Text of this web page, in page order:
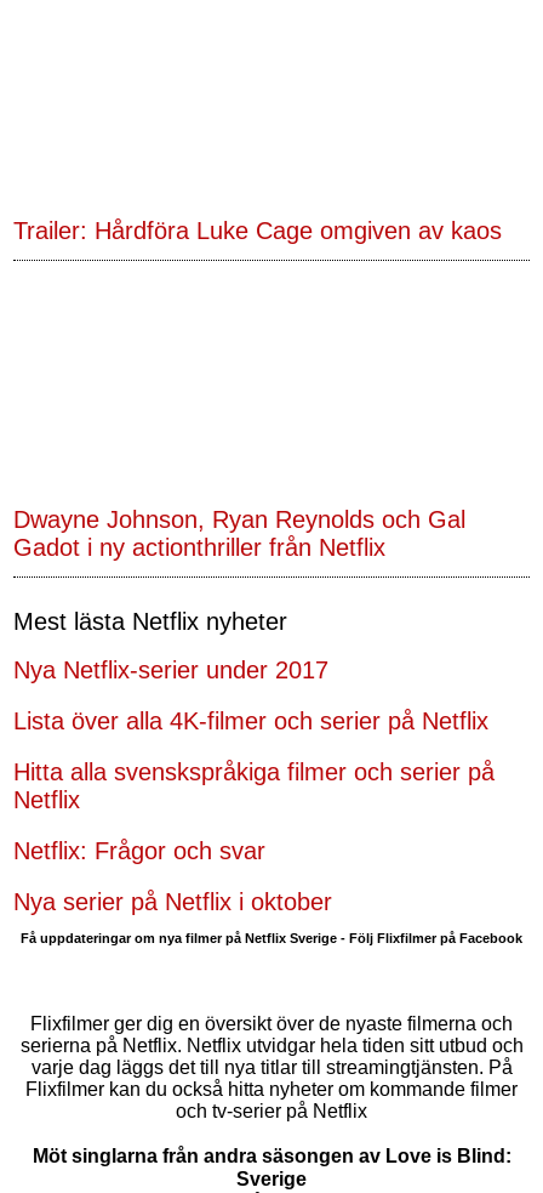
Trailer: Hårdföra Luke Cage omgiven av kaos
Dwayne Johnson, Ryan Reynolds och Gal
Gadot i ny actionthriller från Netflix
Mest lästa Netflix nyheter
Nya Netflix-serier under 2017
Lista över alla 4K-filmer och serier på Netflix
Hitta alla svenskspråkiga filmer och serier på
Netflix
Netflix: Frågor och svar
Nya serier på Netflix i oktober
Få uppdateringar om nya filmer på Netflix Sverige - Följ Flixfilmer på Facebook
Flixfilmer ger dig en översikt över de nyaste filmerna och
serierna på Netflix. Netflix utvidgar hela tiden sitt utbud och
varje dag läggs det till nya titlar till streamingtjänsten. På
Flixfilmer kan du också hitta nyheter om kommande filmer
och tv-serier på Netflix
Möt singlarna från andra säsongen av Love is Blind:
Sverige